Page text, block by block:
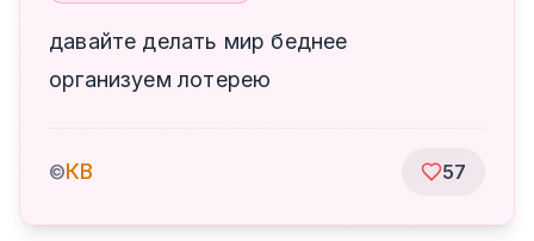
давайте делать мир беднее
организуем лотерею
©КВ 57